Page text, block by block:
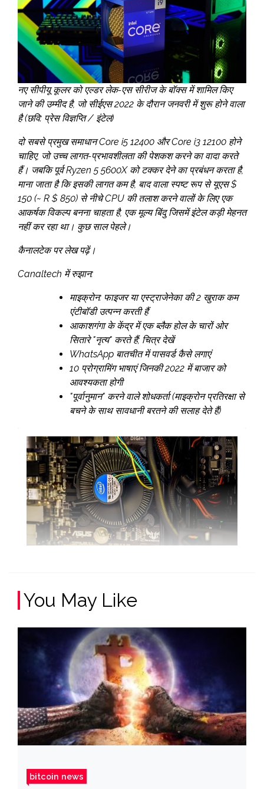
नए सीपीयू कूलर को एल्डर लेक-एस सीरीज के बॉक्स में शामिल किए
जाने की उम्मीद है, जो सीईएस 2022 के दौरान जनवरी में शुरू होने वाला
है (छवि: प्रेस विज्ञप्ति / इंटेल)
दो सबसे प्रमुख समाधान Core i5 12400 और Core i3 12100 होने
चाहिए, जो उच्च लागत-प्रभावशीलता की पेशकश करने का वादा करते
हैं। जबकि पूर्व Ryzen 5 5600X को टक्कर देने का प्रबंधन करता है,
माना जाता है कि इसकी लागत कम है, बाद वाला स्पष्ट रूप से यूएस $
150 (~ R $ 850) से नीचे CPU की तलाश करने वालों के लिए एक
आकर्षक विकल्प बनना चाहता है, एक मूल्य बिंदु जिसमें इंटेल कड़ी मेहनत
नहीं कर रहा था। कुछ साल पेहले।
कैनालटेक पर लेख पढ़ें।
Canaltech में रुझान:
माइक्रोन: फाइजर या एस्ट्राजेनेका की 2 खुराक कम
एंटीबॉडी उत्पन्न करती हैं
आकाशगंगा के केंद्र में एक ब्लैक होल के चारों ओर
सितारे "नृत्य" करते हैं; चित्र देखें
WhatsApp बातचीत में पासवर्ड कैसे लगाएं
10 प्रोग्रामिंग भाषाएं जिनकी 2022 में बाजार को
आवश्यकता होगी
"पूर्वानुमान" करने वाले शोधकर्ता (माइक्रोन प्रतिरक्षा से
बचने के साथ सावधानी बरतने की सलाह देते हैं)
You May Like
bitcoin news